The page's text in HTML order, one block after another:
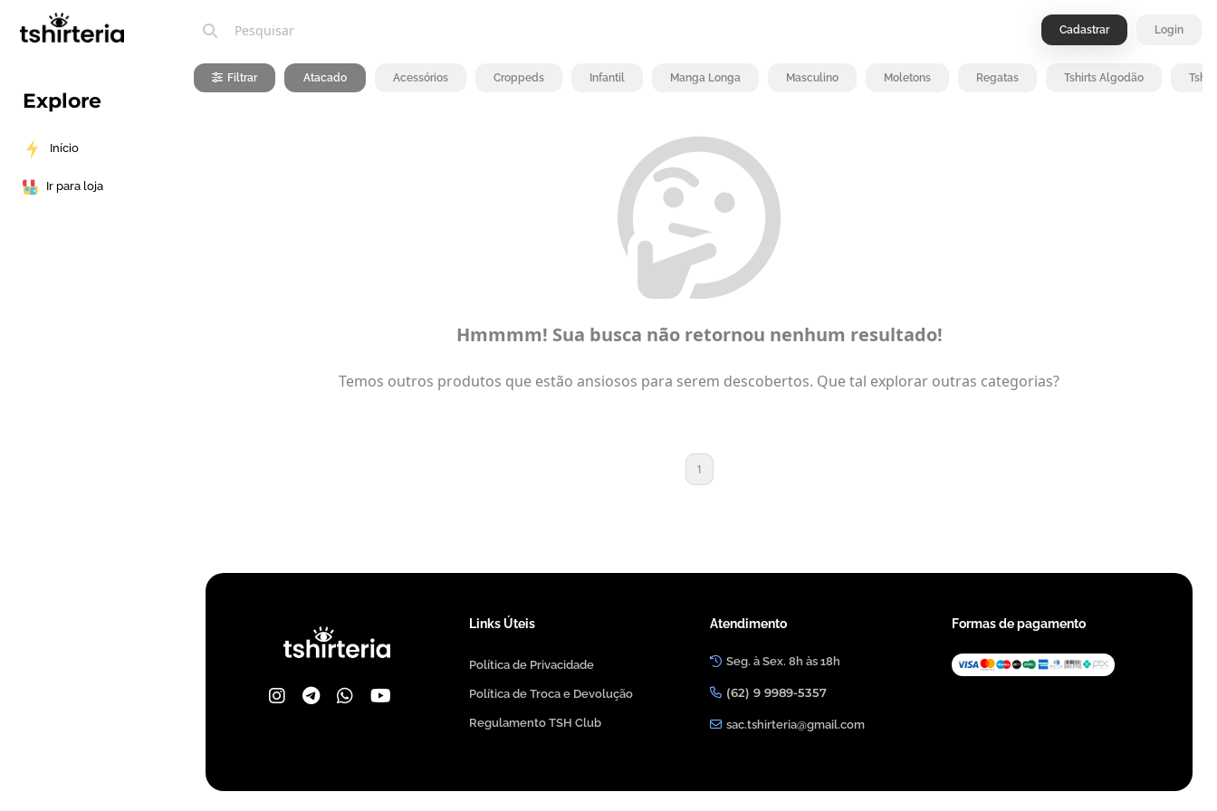
Explore
Início
Ir para loja
Cadastrar Login
Filtrar Atacado Acessórios Croppeds Infantil Manga Longa Masculino Moletons Regatas Tshirts Algodão
Hmmmm! Sua busca não retornou nenhum resultado!
Temos outros produtos que estão ansiosos para serem descobertos. Que tal explorar outras categorias?
1
Links Úteis
Política de Privacidade
Política de Troca e Devolução
Regulamento TSH Club
Atendimento
Seg. à Sex. 8h às 18h
(62) 9 9989-5357
sac.tshirteria@gmail.com
Formas de pagamento